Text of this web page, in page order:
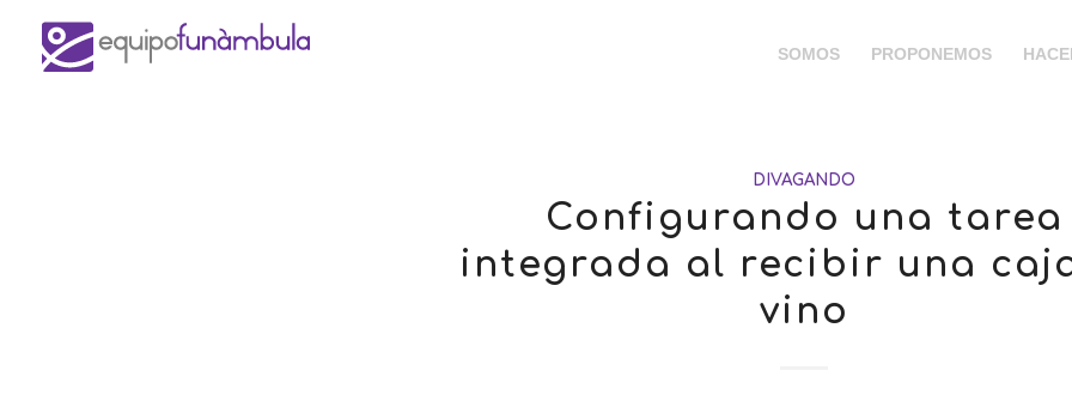
SOMOS PROPONEMOS
DIVAGANDO
Configurando una tarea
integrada al recibir una
vino